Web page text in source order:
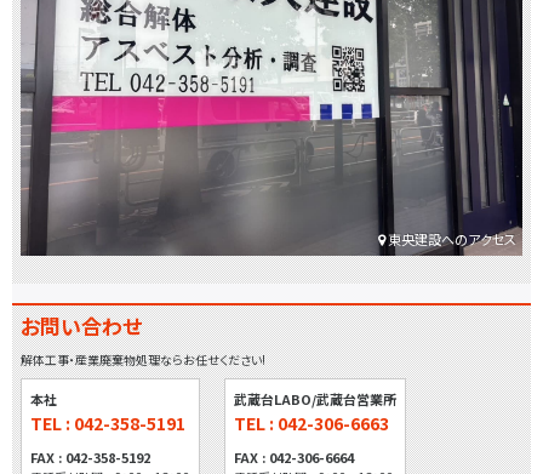
東央建設へのアクセス
お問い合わせ
解体工事・産業廃棄物処理ならお任せください!
本社
TEL : 042-358-5191
FAX : 042-358-5192
武蔵台LABO/武蔵台営業所
TEL : 042-306-6663
FAX : 042-306-6664